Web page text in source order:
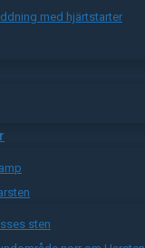
med hjärtstarter
sten